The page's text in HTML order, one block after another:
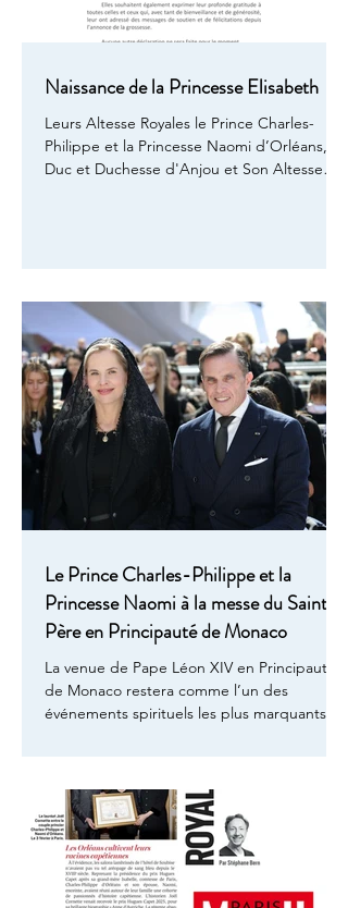
Naissance de la Princesse Elisabeth
Leurs Altesse Royales le Prince Charles-
Philippe et la Princesse Naomi d’Orléans,
Duc et Duchesse d'Anjou et Son Altesse
Centre Hospitalier Princesse Grace, en
Principauté de Monaco. La Princesse
Elisabeth pesait 4,355 kg à la naissance. La
Princesse Naomi e
Le Prince Charles-Philippe et la
Princesse Naomi à la messe du Saint-
Père en Principauté de Monaco
La venue de Pape Léon XIV en Principauté
de Monaco restera comme l’un des
événements spirituels les plus marquants de
journée un caractère historique. À cette
occasion, le Prince Charles-Philippe et la
Princesse Naomi ont eu l’honneur d’assister
à la messe pontificale, célébrée en
présence de Albert II de Monaco. Invités